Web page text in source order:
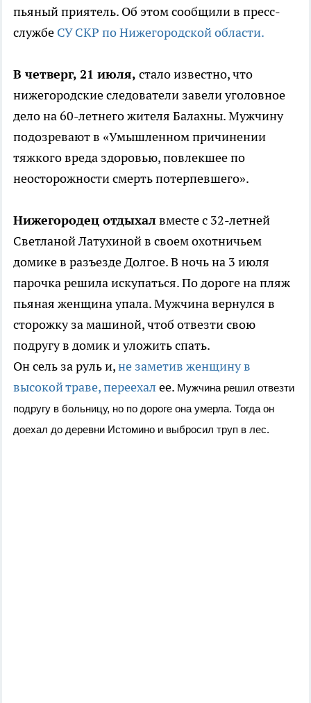
пьяный приятель. Об этом сообщили в пресс-
службе СУ СКР по Нижегородской области.
В четверг, 21 июля, стало известно, что
нижегородские следователи завели уголовное
дело на 60-летнего жителя Балахны. Мужчину
подозревают в «Умышленном причинении
тяжкого вреда здоровью, повлекшее по
неосторожности смерть потерпевшего».
Нижегородец отдыхал вместе с 32-летней
Светланой Латухиной в своем охотничьем
домике в разъезде Долгое. В ночь на 3 июля
парочка решила искупаться. По дороге на пляж
пьяная женщина упала. Мужчина вернулся в
сторожку за машиной, чтоб отвезти свою
подругу в домик и уложить спать.
Он сель за руль и,не заметив женщину в
высокой траве, переехал ее. Мужчина решил отвезти
подругу в больницу, но по дороге она умерла. Тогда он
доехал до деревни Истомино и выбросил труп в лес.